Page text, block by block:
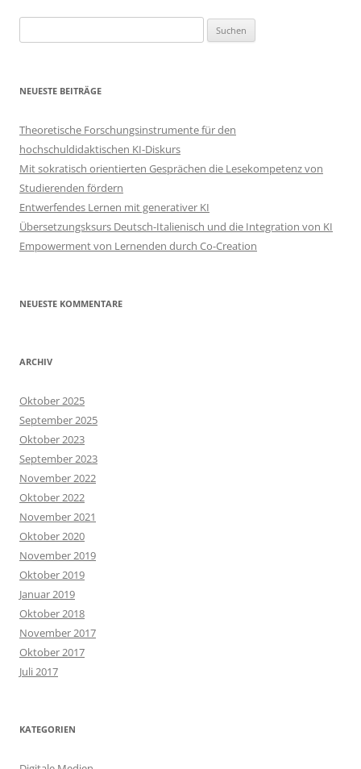
nach:
NEUESTE BEITRÄGE
Theoretische Forschungsinstrumente für den
hochschuldidaktischen KI-Diskurs
Mit sokratisch orientierten Gesprächen die Lesekompetenz von
Studierenden fördern
Entwerfendes Lernen mit generativer KI
Übersetzungsksurs Deutsch-Italienisch und die Integration von KI
Empowerment von Lernenden durch Co-Creation
NEUESTE KOMMENTARE
ARCHIV
Oktober 2025
September 2025
Oktober 2023
September 2023
November 2022
Oktober 2022
November 2021
Oktober 2020
November 2019
Oktober 2019
Januar 2019
Oktober 2018
November 2017
Oktober 2017
Juli 2017
KATEGORIEN